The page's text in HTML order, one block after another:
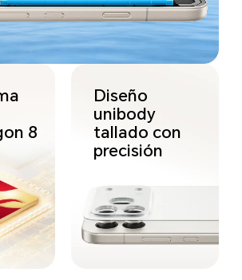
8
Diseño
unibody
tallado con
precisión